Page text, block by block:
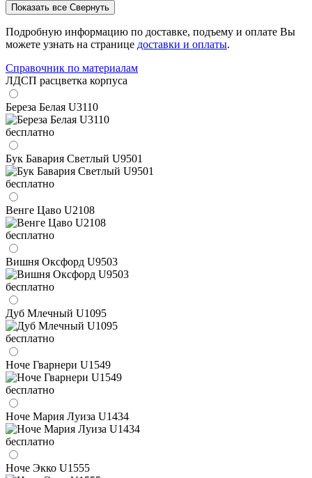
Показать все Свернуть
Подробную информацию по доставке, подъему и оплате Вы
можете узнать на странице доставки и оплаты.
Справочник по материалам
ЛДСП расцветка корпуса
Береза Белая U3110
бесплатно
Бук Бавария Светлый U9501
бесплатно
Венге Цаво U2108
бесплатно
Вишня Оксфорд U9503
бесплатно
Дуб Млечный U1095
бесплатно
Ноче Гварнери U1549
бесплатно
Ноче Мария Луиза U1434
бесплатно
Ноче Экко U1555